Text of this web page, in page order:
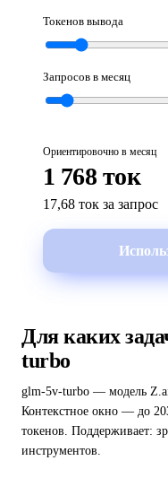
Токенов вывода
Запросов в месяц
Ориентировочно в месяц
1 768 ток
17,68 ток за запрос
Для каких
turbo
glm-5v-turbo — модель Z.ai
Контекстное окно — до
токенов. Поддерживает:
инструментов.